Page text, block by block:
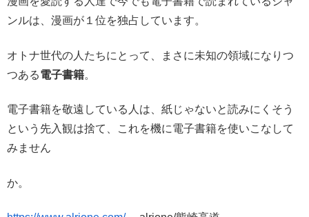
ンルは、漫画が１位を独占しています。
オトナ世代の人たちにとって、まさに未知の領域になりつ
つある電子書籍。
電子書籍を敬遠している人は、紙じゃないと読みにくそう
という先入観は捨て、これを機に電子書籍を使いこなして
みません
か。